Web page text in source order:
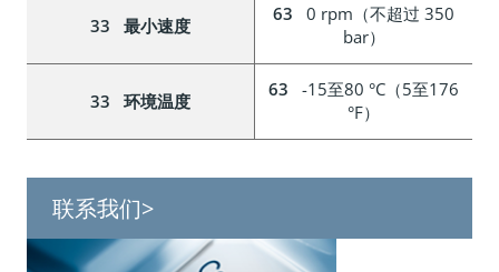
最小速度
0 rpm（不超过 350
bar）
环境温度
-15至80 °C（5至176
°F）
联系我们>